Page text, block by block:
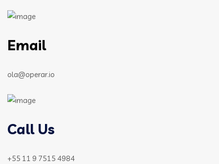
Email
ola@operar.io
Call Us
+55 11 9 7515 4984